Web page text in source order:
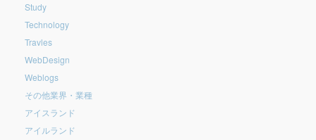
Study
Technology
Travles
WebDesign
Weblogs
その他業界・業種
アイスランド
アイルランド